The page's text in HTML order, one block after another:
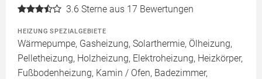
3.6 Sterne aus 17 Bewertungen
HEIZUNG SPEZIALGEBIETE
Wärmepumpe, Gasheizung, Solarthermie, Ölheizung,
Pelletheizung, Holzheizung, Elektroheizung, Heizkörper,
Fußbodenheizung, Kamin / Ofen, Badezimmer,